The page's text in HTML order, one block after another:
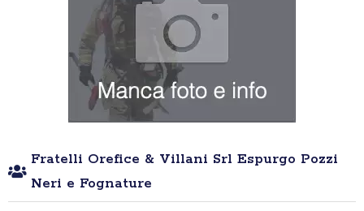
Fratelli Orefice & Villani Srl Espurgo Pozzi
Neri e Fognature